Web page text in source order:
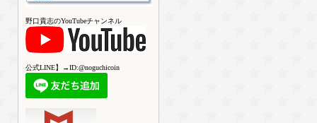
野口貴志のYouTubeチャンネル
公式LINE】→ID:@noguchicoin